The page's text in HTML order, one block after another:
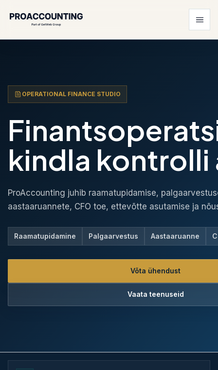
OPERATIONAL FINANCE STUDIO
kindla kontrolli
ProAccounting juhib raamatupidamise,
aastaaruannete, CFO toe, ettevõtte asutamise ja
Raamatupidamine Palgaarvestus Aastaaruanne
Võta ühendust
Vaata teenuseid